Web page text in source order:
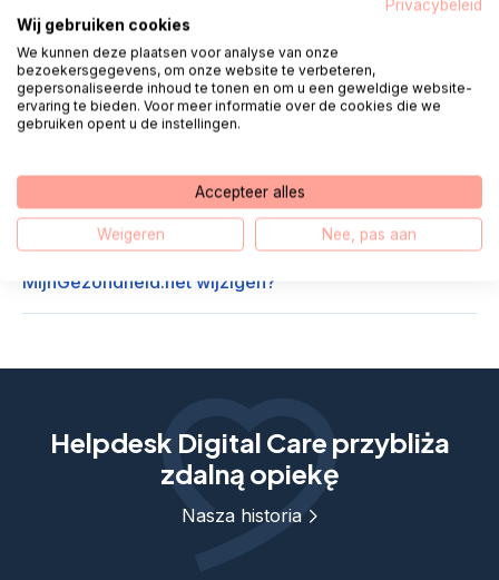
MijnGezondheid.net?
Ik krijg de melding dat mijn BSN niet bekend is bij
MijnGezondheid.net. Wat kan ik doen?
Hoe kan ik mijn profielgegevens/e-mailadres in
MijnGezondheid.net wijzigen?
Helpdesk Digital Care przybliża
zdalną opiekę
Nasza historia
Privacybeleid
Wij gebruiken cookies
We kunnen deze plaatsen voor analyse van onze
bezoekersgegevens, om onze website te verbeteren,
gepersonaliseerde inhoud te tonen en om u een geweldige website-
ervaring te bieden. Voor meer informatie over de cookies die we
gebruiken opent u de instellingen.
Accepteer alles
Weigeren Nee, pas aan